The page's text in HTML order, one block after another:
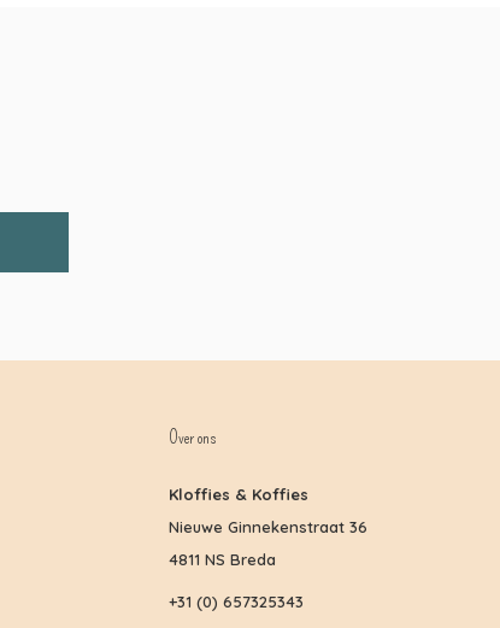
Over ons
Kloffies & Koffies
Nieuwe Ginnekenstraat 36
4811 NS Breda
+31 (0) 657325343